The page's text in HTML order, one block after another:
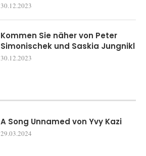
30.12.2023
Kommen Sie näher von Peter
Simonischek und Saskia Jungnikl
30.12.2023
A Song Unnamed von Yvy Kazi
29.03.2024